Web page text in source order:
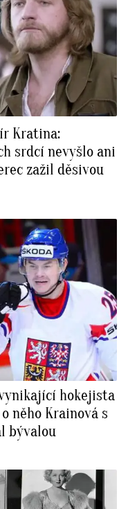
Kratina:
srdcí nevyšlo ani
zažil děsivou
hokejista
něho Krainová s
bývalou